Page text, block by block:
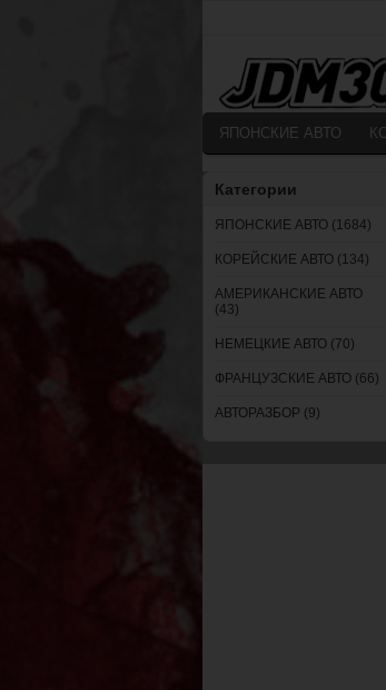
ЯПОНСКИЕ АВТО
Категории
ЯПОНСКИЕ АВТО (1684)
КОРЕЙСКИЕ АВТО (134)
АМЕРИКАНСКИЕ АВТО
(43)
НЕМЕЦКИЕ АВТО (70)
ФРАНЦУЗСКИЕ АВТО (66)
АВТОРАЗБОР (9)